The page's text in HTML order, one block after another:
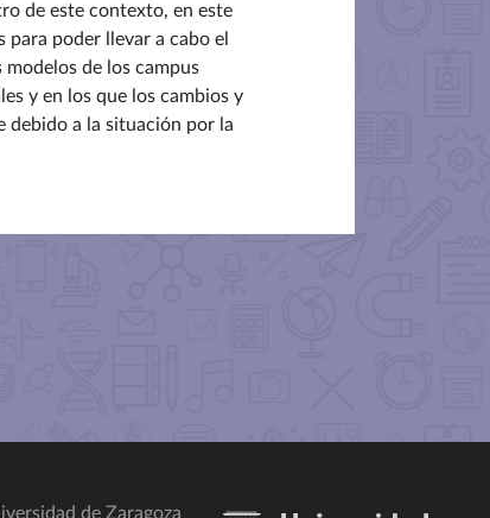
de este contexto, en este
poder llevar a cabo el
de los campus
y en los que los cambios y
debido a la situación por la
de Zaragoza